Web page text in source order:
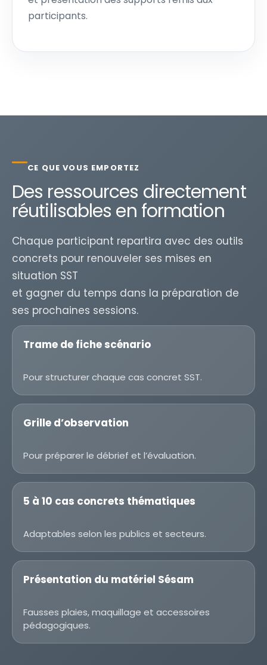
participants.
CE QUE VOUS EMPORTEZ
Des ressources directement
réutilisables en formation
Chaque participant repartira avec des outils
concrets pour renouveler ses mises en
situation SST
et gagner du temps dans la préparation de
ses prochaines sessions.
Trame de fiche scénario
Pour structurer chaque cas concret SST.
Grille d’observation
Pour préparer le débrief et l’évaluation.
5 à 10 cas concrets thématiques
Adaptables selon les publics et secteurs.
Présentation du matériel Sésam
Fausses plaies, maquillage et accessoires
pédagogiques.